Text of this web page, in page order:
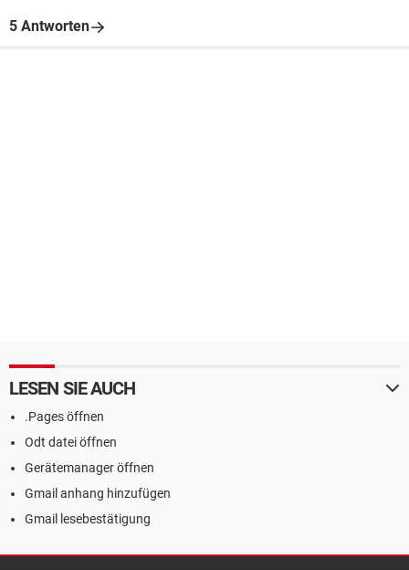
5 Antworten
LESEN SIE AUCH
.Pages öffnen
Odt datei öffnen
Gerätemanager öffnen
Gmail anhang hinzufügen
Gmail lesebestätigung